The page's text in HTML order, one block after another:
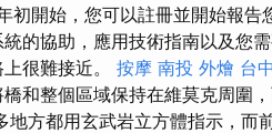
開始，您可以註冊並開始報告
的協助，應用技術指南以及您
很難接近。 按摩 南投 外燴 台
和整個區域保持在維莫克周圍
地方都用玄武岩立方體指示，而